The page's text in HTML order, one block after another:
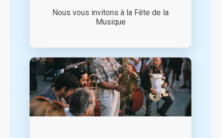
Nous vous invitons à la Fête de la
Musique